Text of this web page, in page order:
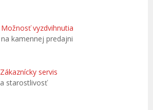
Možnosť vyzdvihnutia
na kamennej predajni
Zákaznícky servis
a starostlivosť